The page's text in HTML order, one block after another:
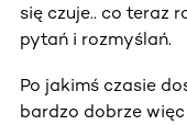
się czuje.. co teraz
pytań i rozmyślań.
Po jakimś czasie
bardzo dobrze